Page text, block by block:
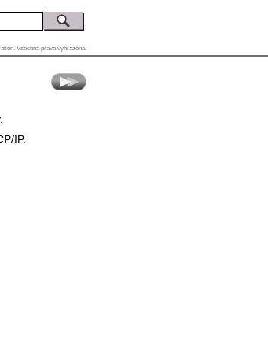
Všechna práva vyhrazena.
IP.